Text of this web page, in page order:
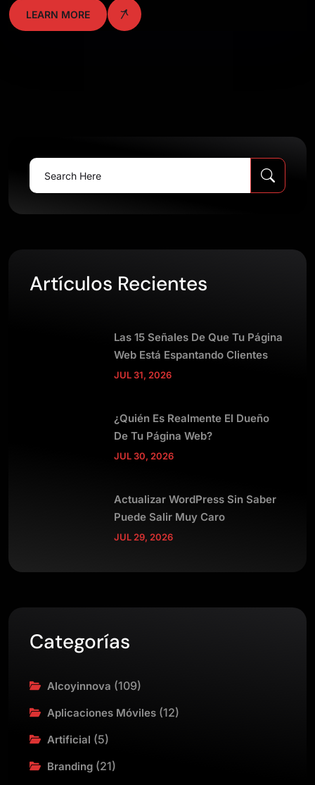
LEARN MORE
Search
for:
Artículos Recientes
Las 15 Señales De Que Tu Página
Web Está Espantando Clientes
JUL 31, 2026
¿Quién Es Realmente El Dueño
De Tu Página Web?
JUL 30, 2026
Actualizar WordPress Sin Saber
Puede Salir Muy Caro
JUL 29, 2026
Categorías
Alcoyinnova (109)
Aplicaciones Móviles (12)
Artificial (5)
Branding (21)